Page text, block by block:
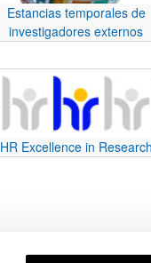
Estancias temporales de
investigadores externos
HR Excellence in Research